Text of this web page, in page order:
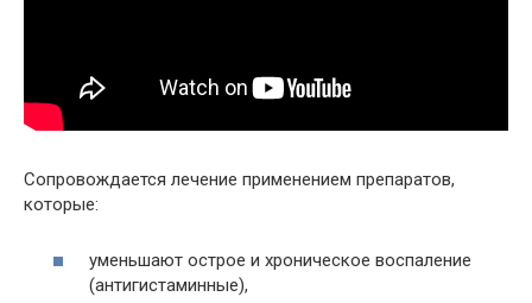
Сопровождается лечение применением препаратов,
которые:
уменьшают острое и хроническое воспаление
(антигистаминные),